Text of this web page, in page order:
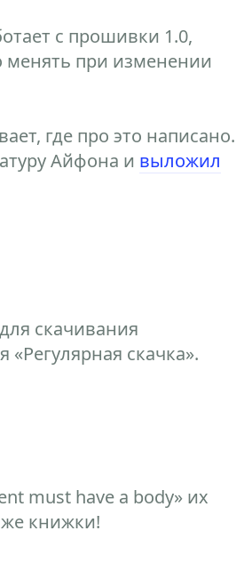
с прошивки 1.0,
менять при изменении
где про это написано.
Айфона и выложил
скачивания
скачка».
must have a body» их
книжки!